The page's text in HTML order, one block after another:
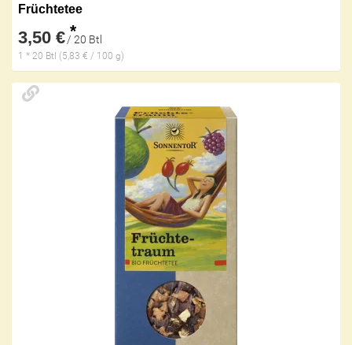
Früchtetee
3,50 € *
/ 20 Btl
1 * 20 Btl (5,83 € / 100 g)